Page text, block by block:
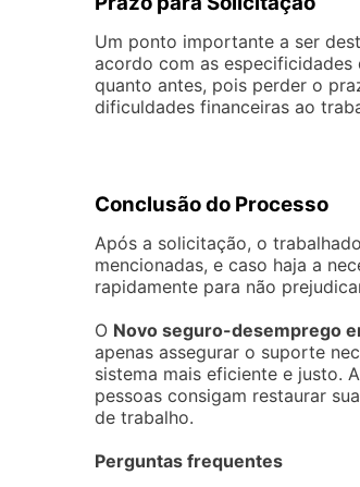
Um ponto importante a ser
acordo com as
quanto antes, pois perder o
dificuldades financeiras ao
Conclusão do Processo
Após a solicitação, o
mencionadas, e caso haja a
rapidamente para não
O Novo seguro-desemprego
apenas assegurar o suporte
sistema mais eficiente e justo.
pessoas consigam restaurar
de trabalho.
Perguntas frequentes